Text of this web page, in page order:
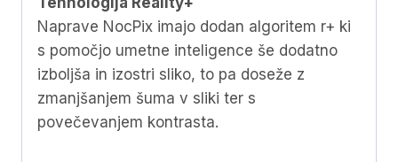
Naprave NocPix imajo dodan algoritem r+ ki
s pomočjo umetne inteligence še dodatno
izboljša in izostri sliko, to pa doseže z
zmanjšanjem šuma v sliki ter s
povečevanjem kontrasta.